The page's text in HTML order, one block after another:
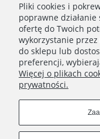
WAŻNE INFORMACJE
POLECANE STRONY
Pliki cookies i
poprawne
ofertę do Twoich
wykorzystanie
do sklepu lub
preferencji,
Więcej o plikach
prywatności.